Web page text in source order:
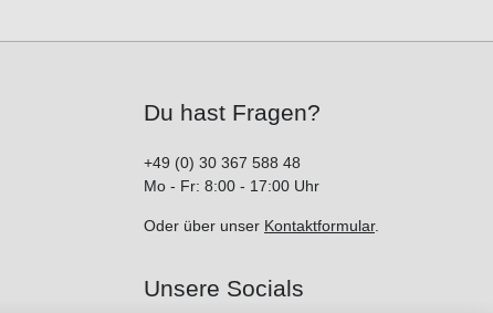
Du hast Fragen?
+49 (0) 30 367 588 48
Mo - Fr: 8:00 - 17:00 Uhr
Oder über unser Kontaktformular.
Unsere Socials